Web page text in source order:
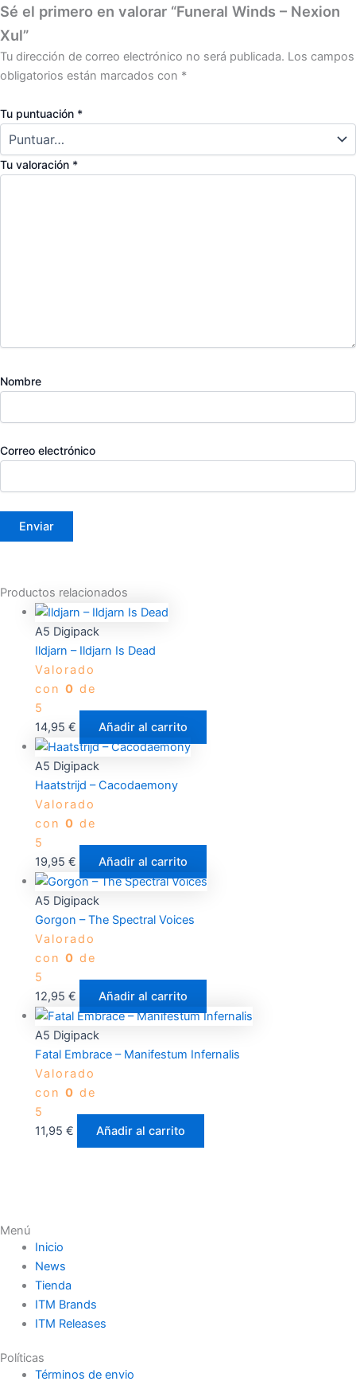
Sé el primero en valorar “Funeral Winds – Nexion
Xul”
Tu dirección de correo electrónico no será publicada. Los campos
obligatorios están marcados con *
Tu puntuación *
Tu valoración *
Nombre
Correo electrónico
Productos relacionados
A5 Digipack
Ildjarn – Ildjarn Is Dead
Valorado
con 0 de
5
14,95 € Añadir al carrito
A5 Digipack
Haatstrijd – Cacodaemony
Valorado
con 0 de
5
19,95 € Añadir al carrito
A5 Digipack
Gorgon – The Spectral Voices
Valorado
con 0 de
5
12,95 € Añadir al carrito
A5 Digipack
Fatal Embrace – Manifestum Infernalis
Valorado
con 0 de
5
11,95 € Añadir al carrito
Menú
Inicio
News
Tienda
ITM Brands
ITM Releases
Políticas
Términos de envio